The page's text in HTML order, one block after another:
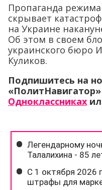
Пропаганда
скрывает
на Украине
Об этом в своем
украинского бюро
Куликов.
Подпишитесь на
Одноклассниках